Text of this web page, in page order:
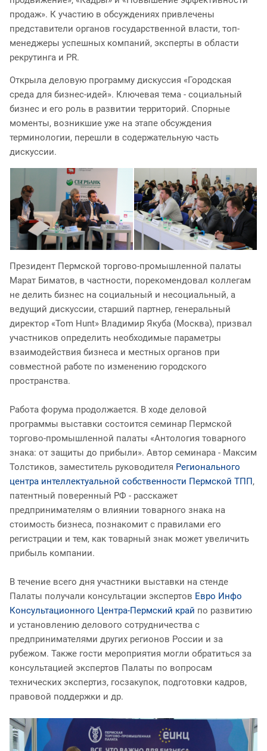
продаж». К участию в обсуждениях привлечены
представители органов государственной власти, топ-
менеджеры успешных компаний, эксперты в области
рекрутинга и PR.
Открыла деловую программу дискуссия «Городская
среда для бизнес-идей». Ключевая тема - социальный
бизнес и его роль в развитии территорий. Спорные
моменты, возникшие уже на этапе обсуждения
терминологии, перешли в содержательную часть
дискуссии.
Президент Пермской торгово-промышленной палаты
Марат Биматов, в частности, порекомендовал коллегам
не делить бизнес на социальный и несоциальный, а
ведущий дискуссии, старший партнер, генеральный
директор «Tom Hunt» Владимир Якуба (Москва), призвал
участников определить необходимые параметры
взаимодействия бизнеса и местных органов при
совместной работе по изменению городского
пространства.
Работа форума продолжается. В ходе деловой
программы выставки состоится семинар Пермской
торгово-промышленной палаты «Антология товарного
знака: от защиты до прибыли». Автор семинара - Максим
Толстиков, заместитель руководителя Регионального
центра интеллектуальной собственности Пермской ТПП,
патентный поверенный РФ - расскажет
предпринимателям о влиянии товарного знака на
стоимость бизнеса, познакомит с правилами его
регистрации и тем, как товарный знак может увеличить
прибыль компании.
В течение всего дня участники выставки на стенде
Палаты получали консультации экспертов Евро Инфо
Консультационного Центра-Пермский край по развитию
и установлению делового сотрудничества с
предпринимателями других регионов России и за
рубежом. Также гости мероприятия могли обратиться за
консультацией экспертов Палаты по вопросам
технических экспертиз, госзакупок, подготовки кадров,
правовой поддержки и др.